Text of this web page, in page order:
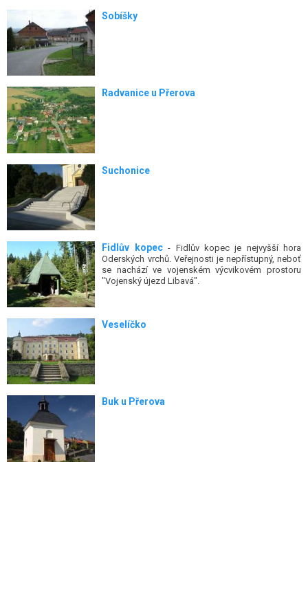
Sobíšky
Radvanice u Přerova
Suchonice
Fidlův kopec- Fidlův kopec je nejvyšší hora
Oderských vrchů. Veřejnosti je nepřístupný, neboť
se nachází ve vojenském výcvikovém prostoru
"Vojenský újezd Libavá".
Veselíčko
Buk u Přerova